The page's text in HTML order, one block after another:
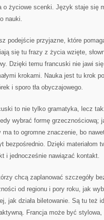
o życiowe scenki. Język staje się
nauki.
podejście przyjazne, które
się tu frazy z życia wzięte,
Dzięki temu francuski nie jawi
krokami. Nauka jest tu krok
i sporo tła obyczajowego.
to nie tylko gramatyka, lecz
wybrać formę grzecznościową;
ma to ogromne znaczenie, bo
bezpośrednio. Dzięki materiałom
i jednocześnie nawiązać kontakt.
chcą zaplanować szczegóły
od regionu i pory roku, jak
jak działa biletowanie. Są tu też
Francja może być